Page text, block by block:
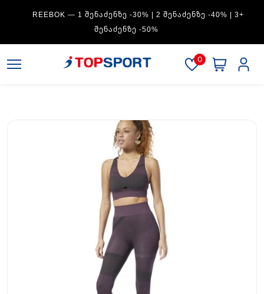
REEBOK — 1 ᲨᲔᲜᲐᲫᲔᲜᲖᲔ -30% | 2 ᲨᲔᲜᲐᲫᲔᲜᲖᲔ -40% | 3+
ᲨᲔᲜᲐᲫᲔᲜᲖᲔ -50%
0